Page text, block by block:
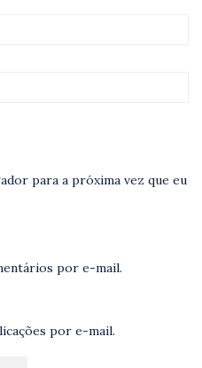
para a próxima vez que eu
por e-mail.
por e-mail.